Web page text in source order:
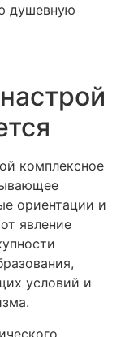
душевную
комплексное
ориентации и
явление
условий и